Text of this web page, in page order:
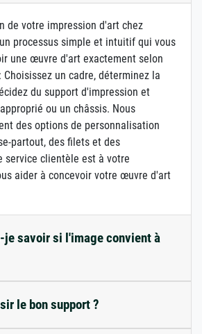
de votre impression d'art chez
processus simple et intuitif qui vous
une œuvre d'art exactement selon
un cadre, déterminez la
du support d'impression et
ou un châssis. Nous
des options de personnalisation
partout, des filets et des
service clientèle est à votre
aider à concevoir votre œuvre d'art
je savoir si l'image convient à
le bon support ?